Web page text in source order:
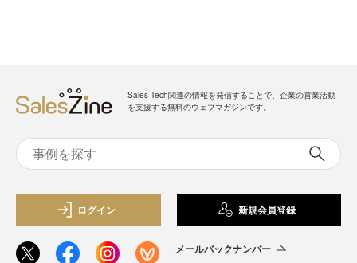
Sales Tech関連の情報を発信することで、企業の営業活動
を支援する無料のウェブマガジンです。
ログイン 新規会員登録
メールバックナンバー